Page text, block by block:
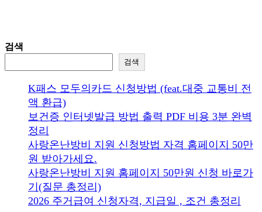
검색
검색
K패스 모두의카드 신청방법 (feat.대중 교통비 전
액 환급)
보건증 인터넷발급 방법 출력 PDF 비용 3분 완벽
정리
사랑온난방비 지원 신청방법 자격 홈페이지 50만
원 받아가세요.
사랑온난방비 지원 홈페이지 50만원 신청 바로가
기(질문 총정리)
2026 주거급여 신청자격, 지급일 , 조건 총정리